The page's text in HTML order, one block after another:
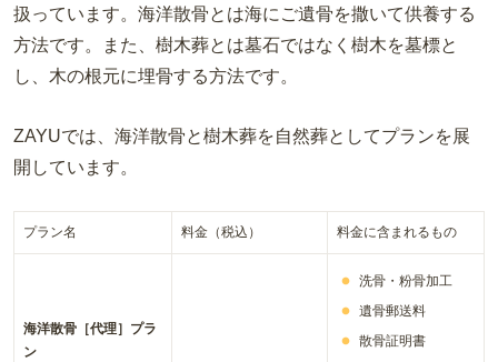
扱っています。海洋散骨とは海にご遺骨を撒いて供養する
方法です。また、樹木葬とは墓石ではなく樹木を墓標と
し、木の根元に埋骨する方法です。
ZAYUでは、海洋散骨と樹木葬を自然葬としてプランを展
開しています。
プラン名 料金（税込） 料金に含まれるもの
海洋散骨［代理］プラ
ン
洗骨・粉骨加工
遺骨郵送料
散骨証明書